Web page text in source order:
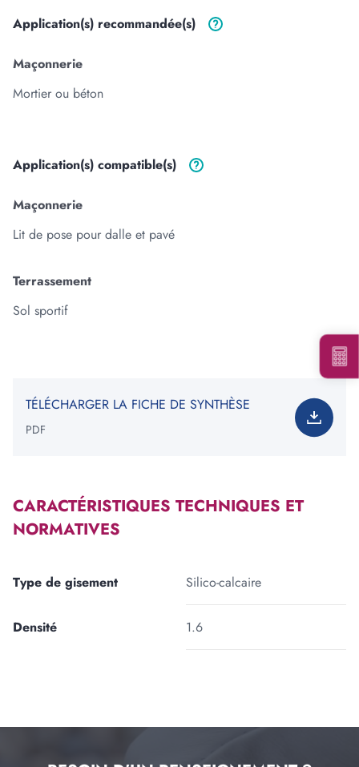
Application(s) recommandée(s)
Maçonnerie
Mortier ou béton
Application(s) compatible(s)
Maçonnerie
Lit de pose pour dalle et pavé
Terrassement
Sol sportif
TÉLÉCHARGER LA FICHE DE SYNTHÈSE
PDF
CARACTÉRISTIQUES TECHNIQUES ET
NORMATIVES
Type de gisement Silico-calcaire
Densité 1.6
Largeur
Volume : 0m3
Ajouter une forme
Votre besoin total est de